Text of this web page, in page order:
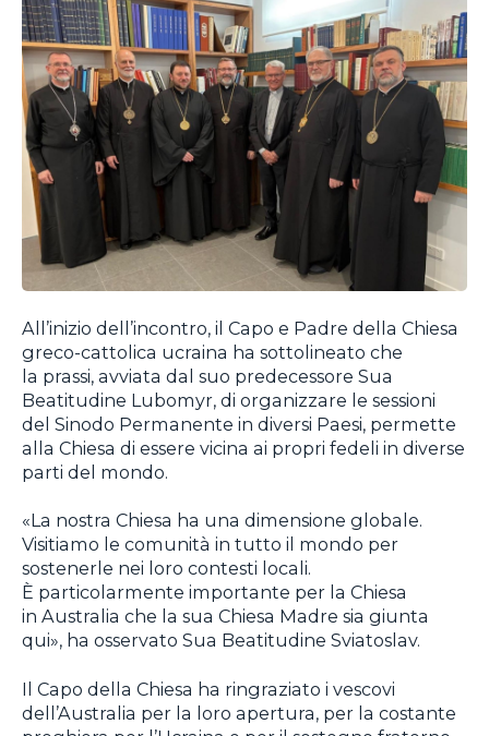
All’inizio dell’incontro, il Capo e Padre della Chiesa
greco-cattolica ucraina ha sottolineato che
la prassi, avviata dal suo predecessore Sua
Beatitudine Lubomyr, di organizzare le sessioni
del Sinodo Permanente in diversi Paesi, permette
alla Chiesa di essere vicina ai propri fedeli in diverse
parti del mondo.
«La nostra Chiesa ha una dimensione globale.
Visitiamo le comunità in tutto il mondo per
sostenerle nei loro contesti locali.
È particolarmente importante per la Chiesa
in Australia che la sua Chiesa Madre sia giunta
qui», ha osservato Sua Beatitudine Sviatoslav.
Il Capo della Chiesa ha ringraziato i vescovi
dell’Australia per la loro apertura, per la costante